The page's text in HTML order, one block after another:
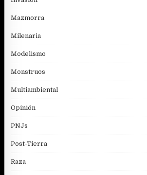
Mazmorra
Milenaria
Modelismo
Monstruos
Multiambiental
Opinión
PNJs
Post-Tierra
Raza